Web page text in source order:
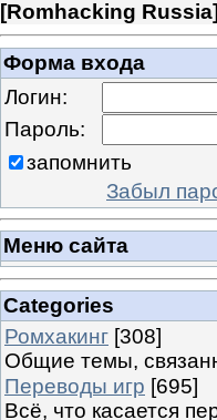
[Romhacking Russia]
Форма входа
Логин:
Пароль:
запомнить
Забыл
Меню сайта
Categories
Ромхакинг [308]
Общие темы,
Переводы игр [695]
Всё, что касается